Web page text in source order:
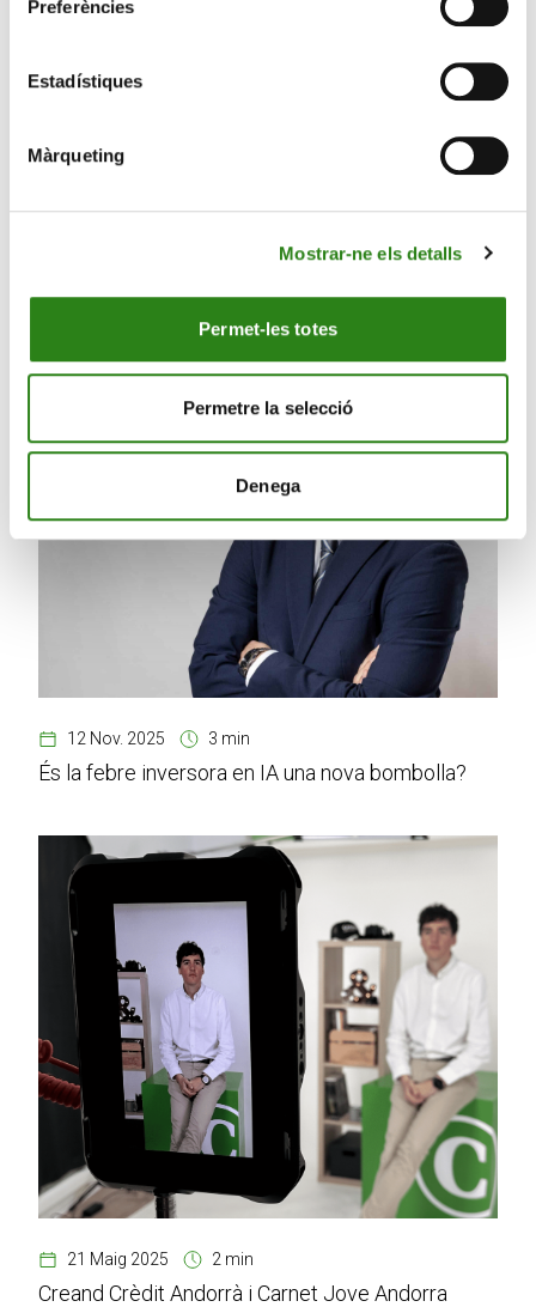
Preferències
Estadístiques
Màrqueting
Mostrar-ne els detalls
Permet-les totes
Permetre la selecció
Denega
12 Nov. 2025 3 min
És la febre inversora en IA una nova bombolla?
21 Maig 2025 2 min
Creand Crèdit Andorrà i Carnet Jove Andorra